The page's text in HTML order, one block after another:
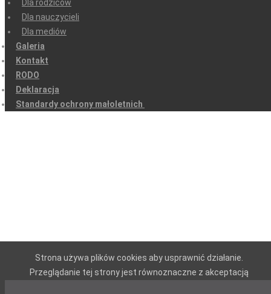
Dla rodziców
Dla nauczycieli
Dla mediów
Galeria
Kontakt
RODO
Deklaracja
Standardy ochrony małoletnich
Strona używa plików cookies aby usprawnić działanie.
Przeglądanie tej strony jest równoznaczne z akceptacją